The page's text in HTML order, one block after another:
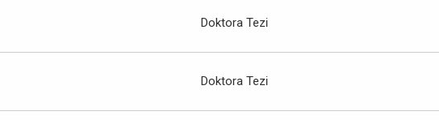
Doktora Tezi
Doktora Tezi